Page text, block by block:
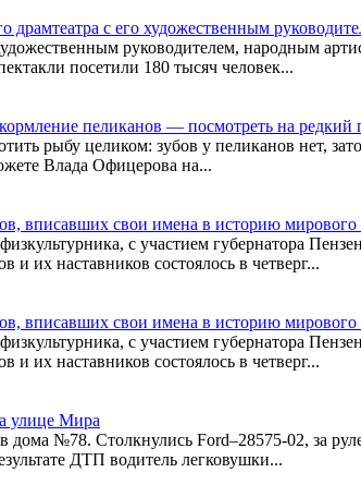
драмтеатра с его художественным
руководителем, народным
посетили 180 тысяч человек...
пеликанов — посмотреть на редкий
рыбу целиком: зубов у пеликанов нет,
Влада Офицерова на...
вписавших свои имена в историю мирового
с участием губернатора
и их наставников состоялось в четверг...
вписавших свои имена в историю мирового
с участием губернатора
и их наставников состоялось в четверг...
улице Мира
дома №78. Столкнулись Ford–28575-02, за
ДТП водитель легковушки...